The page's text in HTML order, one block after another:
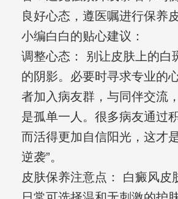
良好心态，遵医嘱进行保养皮
小编白白的贴心建议：
调整心态： 别让皮肤上的白
的阴影。必要时寻求专业的
者加入病友群，与同伴交流
是孤单一人。很多病友通过
而活得更加自信阳光，这才
逆袭”。
皮肤保养注意点： 白癜风皮